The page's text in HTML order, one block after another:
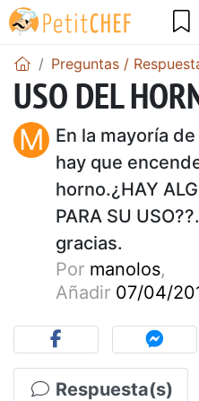
Preguntas /
USO DEL
M En la mayoría
hay que
horno.¿HAY
PARA SU USO??.
gracias.
Por manolos,
Añadir 07/04/
Respuesta(s)